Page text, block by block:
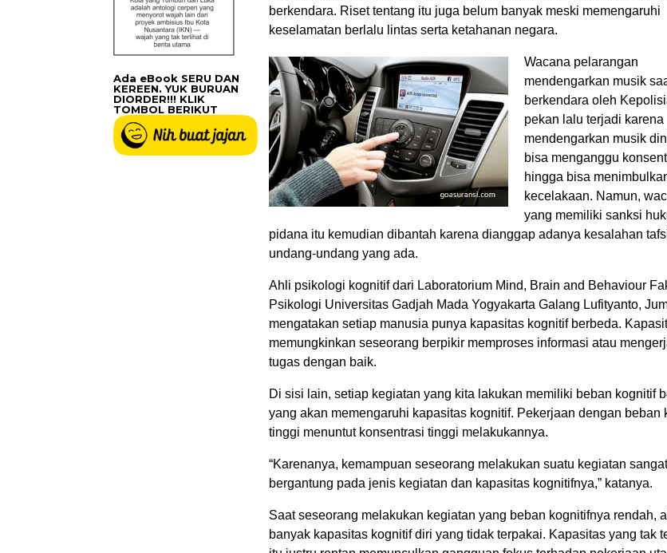
berkendara. Riset tentang itu juga belum banyak meski memengaruhi
keselamatan berlalu lintas serta ketahanan negara.
Wacana pelarangan
mendengarkan musik
berkendara oleh
pekan lalu terjadi karena
mendengarkan musik
bisa menganggu
hingga bisa
kecelakaan. Namun,
yang memiliki sanksi
pidana itu kemudian dibantah karena dianggap adanya kesalahan
undang-undang yang ada.
Ahli psikologi kognitif dari Laboratorium Mind, Brain and Behaviour
Psikologi Universitas Gadjah Mada Yogyakarta Galang Lufityanto,
mengatakan setiap manusia punya kapasitas kognitif berbeda.
memungkinkan seseorang berpikir memproses informasi atau
tugas dengan baik.
Di sisi lain, setiap kegiatan yang kita lakukan memiliki beban kognitif
yang akan memengaruhi kapasitas kognitif. Pekerjaan dengan beban
tinggi menuntut konsentrasi tinggi melakukannya.
“Karenanya, kemampuan seseorang melakukan suatu kegiatan sangat
bergantung pada jenis kegiatan dan kapasitas kognitifnya,” katanya.
Saat seseorang melakukan kegiatan yang beban kognitifnya rendah,
banyak kapasitas kognitif diri yang tidak terpakai. Kapasitas yang tak
Ada eBook SERU DAN
KEREEN. YUK BURUAN
DIORDER!!! KLIK
TOMBOL BERIKUT